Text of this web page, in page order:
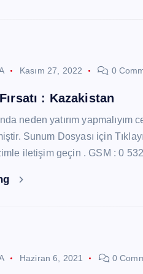
Kasım 27, 2022 0
: Kazakistan
neden yatırım yapmalıyım
Sunum Dosyası için
iletişim geçin . GSM : 0
Haziran 6, 2021 0